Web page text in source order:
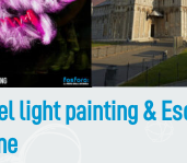
light painting &